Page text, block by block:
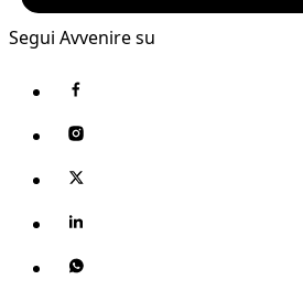
Segui Avvenire su